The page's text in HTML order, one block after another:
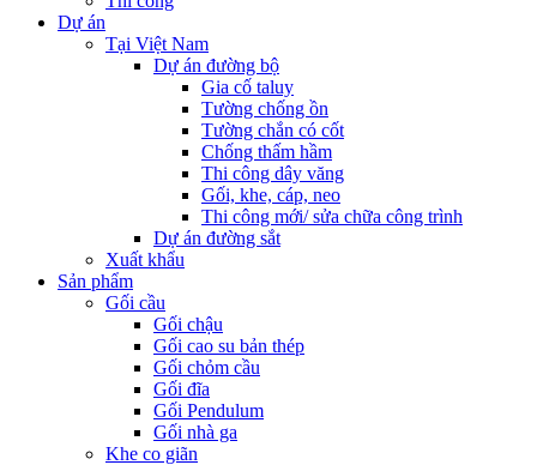
Dự án
Tại Việt Nam
Dự án đường bộ
Gia cố taluy
Tường chống ồn
Tường chắn có cốt
Chống thấm hầm
Thi công dây văng
Gối, khe, cáp, neo
Thi công mới/ sửa chữa công trình
Dự án đường sắt
Xuất khẩu
Sản phẩm
Gối cầu
Gối chậu
Gối cao su bản thép
Gối chỏm cầu
Gối đĩa
Gối Pendulum
Gối nhà ga
Khe co giãn